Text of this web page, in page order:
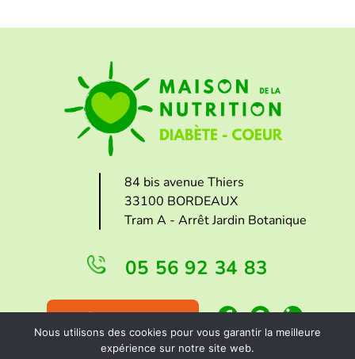
84 bis avenue Thiers
33100 BORDEAUX
Tram A - Arrêt Jardin Botanique
05 56 92 34 83
Nous utilisons des cookies pour vous garantir la meilleure
expérience sur notre site web.